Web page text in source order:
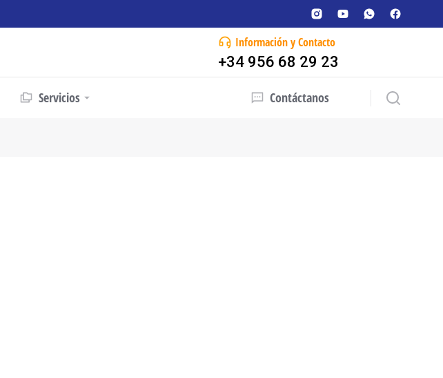
Información y Contacto
+34 956 68 29 23
Servicios Contáctanos